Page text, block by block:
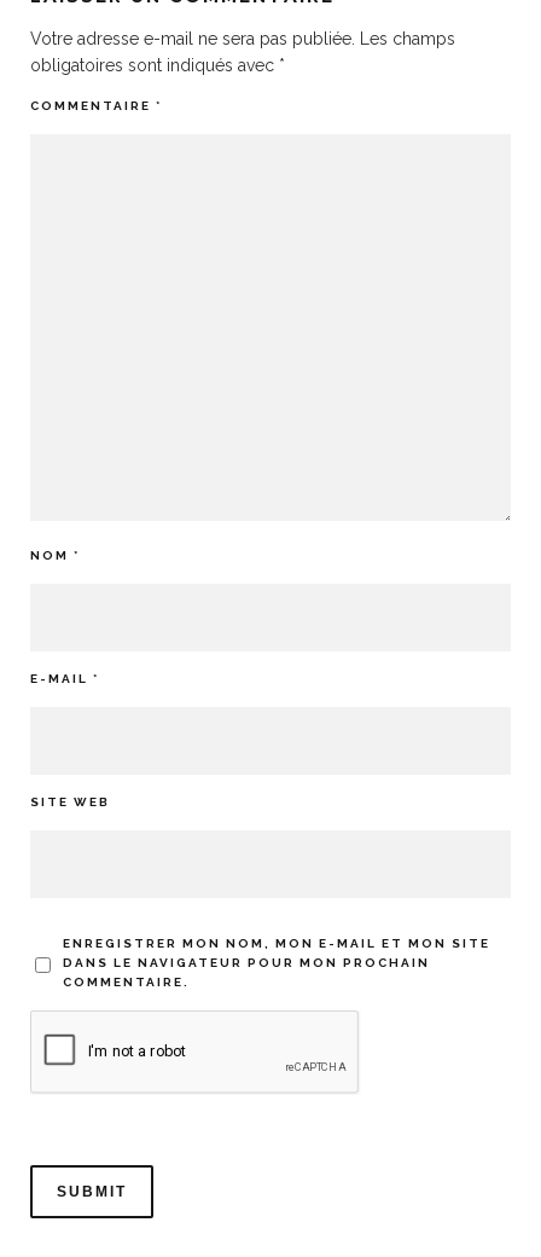
Votre adresse e-mail ne sera pas publiée.
Les champs
obligatoires sont indiqués avec *
COMMENTAIRE *
NOM *
E-MAIL *
SITE WEB
ENREGISTRER MON NOM, MON E-MAIL ET MON SITE
DANS LE NAVIGATEUR POUR MON PROCHAIN
COMMENTAIRE.